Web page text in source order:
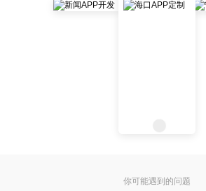
你可能遇到的问题